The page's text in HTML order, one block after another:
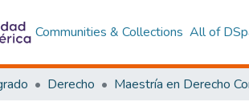
Communities & Collections All of
Derecho